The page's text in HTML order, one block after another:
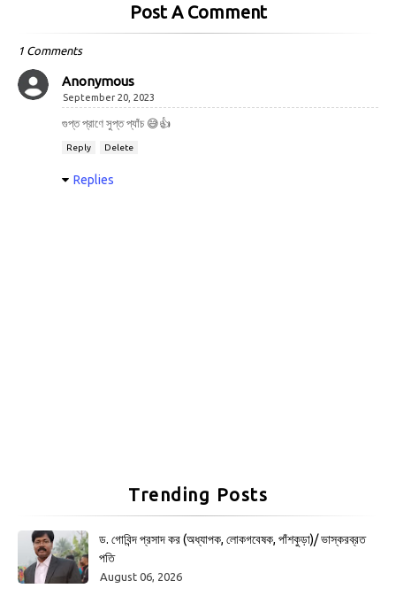
Post A Comment
1 Comments
Anonymous
September 20, 2023
গুপ্ত প্রাণে সুপ্ত প্যাঁচ 😅👍
Reply Delete
Replies
Trending Posts
ড. গোবিন্দ প্রসাদ কর (অধ্যাপক, লোকগবেষক, পাঁশকুড়া)/ ভাস্করব্রত
পতি
August 06, 2026